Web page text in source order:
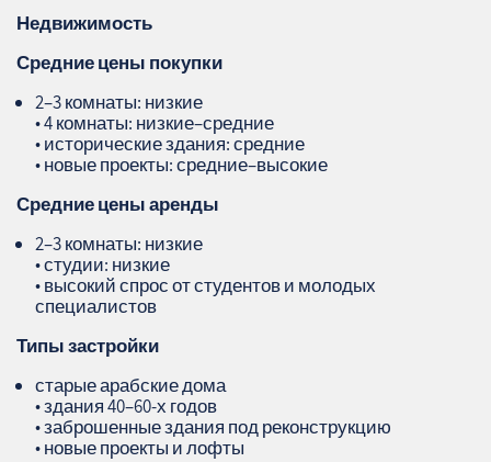
Недвижимость
Средние цены покупки
2–3 комнаты: низкие
• 4 комнаты: низкие–средние
• исторические здания: средние
• новые проекты: средние–высокие
Средние цены аренды
2–3 комнаты: низкие
• студии: низкие
• высокий спрос от студентов и молодых
специалистов
Типы застройки
старые арабские дома
• здания 40–60-х годов
• заброшенные здания под реконструкцию
• новые проекты и лофты